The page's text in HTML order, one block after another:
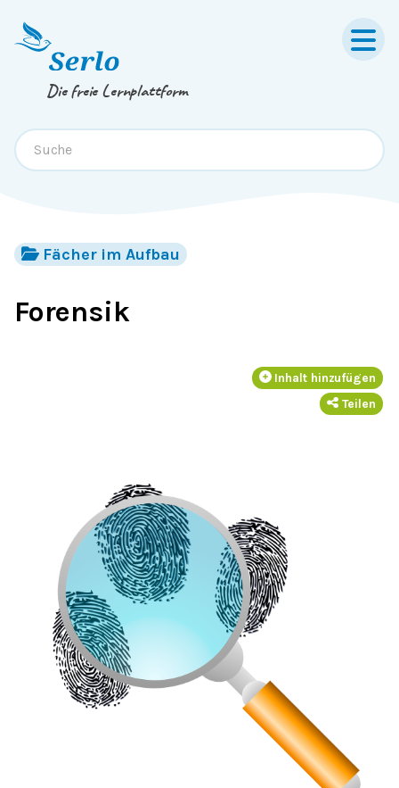
Springe zum
Die freie Lernplattform
Fächer im Aufbau
Forensik
Inhalt hinzufügen
Teilen